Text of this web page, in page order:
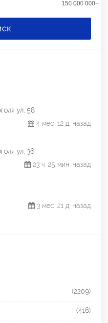
150 000 000+
ул, 58
4 мес. 12 д. назад
ул, 36
23 ч. 25 мин. назад
3 мес. 21 д. назад
(2209)
(416)